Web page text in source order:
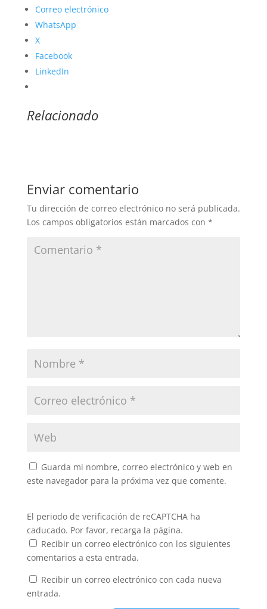
Correo electrónico
WhatsApp
X
Facebook
LinkedIn
Relacionado
Enviar comentario
Tu dirección de correo electrónico no será publicada.
Los campos obligatorios están marcados con *
Guarda mi nombre, correo electrónico y web en
este navegador para la próxima vez que comente.
El periodo de verificación de reCAPTCHA ha
caducado. Por favor, recarga la página.
Recibir un correo electrónico con los siguientes
comentarios a esta entrada.
Recibir un correo electrónico con cada nueva
entrada.